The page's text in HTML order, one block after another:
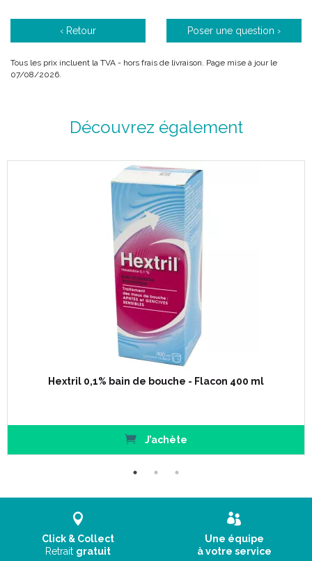
‹ Retour Poser une question ›
Tous les prix incluent la TVA - hors frais de livraison. Page mise à jour le
07/08/2026.
Découvrez également
Hextril 0,1% bain de bouche - Flacon 400 ml
J’achète
Click & Collect
Retrait gratuit
Une équipe
à votre service